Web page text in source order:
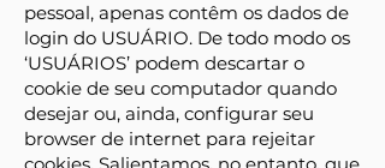
pessoal, apenas contêm os dados de
login do USUÁRIO. De todo modo os
‘USUÁRIOS’ podem descartar o
cookie de seu computador quando
desejar ou, ainda, configurar seu
browser de internet para rejeitar